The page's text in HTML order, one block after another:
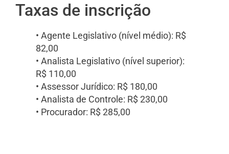
Taxas de inscrição
• Agente Legislativo (nível médio): R$
82,00
• Analista Legislativo (nível superior):
R$ 110,00
• Assessor Jurídico: R$ 180,00
• Analista de Controle: R$ 230,00
• Procurador: R$ 285,00